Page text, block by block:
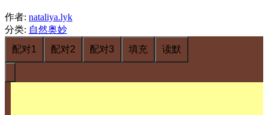
作者: nataliya.lyk
分类: 自然奥妙
配对1
配对2 配对3 填充 读默